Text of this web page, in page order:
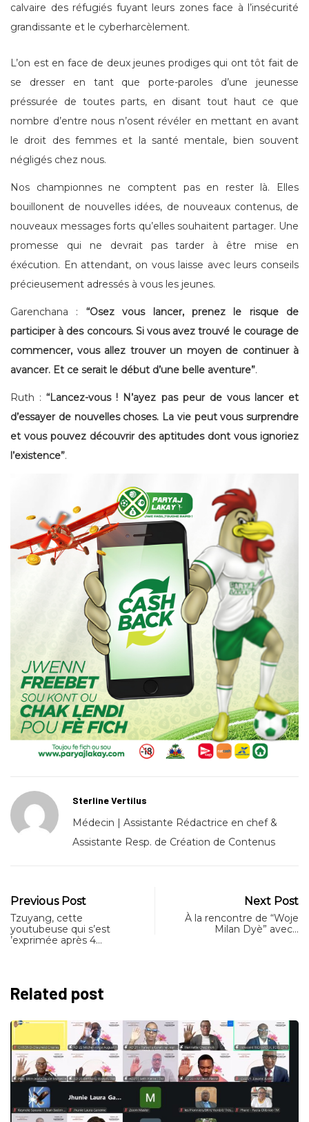
calvaire des réfugiés fuyant leurs zones face à l’insécurité
grandissante et le cyberharcèlement.
L’on est en face de deux jeunes prodiges qui ont tôt fait de
se dresser en tant que porte-paroles d’une jeunesse
préssurée de toutes parts, en disant tout haut ce que
nombre d’entre nous n’osent révéler en mettant en avant
le droit des femmes et la santé mentale, bien souvent
négligés chez nous.
Nos championnes ne comptent pas en rester là. Elles
bouillonent de nouvelles idées, de nouveaux contenus, de
nouveaux messages forts qu’elles souhaitent partager. Une
promesse qui ne devrait pas tarder à être mise en
éxécution. En attendant, on vous laisse avec leurs conseils
précieusement adressés à vous les jeunes.
Garenchana : “Osez vous lancer, prenez le risque de
participer à des concours. Si vous avez trouvé le courage de
commencer, vous allez trouver un moyen de continuer à
avancer. Et ce serait le début d’une belle aventure”.
Ruth :“Lancez-vous ! N’ayez pas peur de vous lancer et
d’essayer de nouvelles choses. La vie peut vous surprendre
et vous pouvez découvrir des aptitudes dont vous ignoriez
l’existence”.
Sterline Vertilus
Médecin | Assistante Rédactrice en chef &
Assistante Resp. de Création de Contenus
Previous Post
Tzuyang, cette
youtubeuse qui s’est
’exprimée après 4…
Next Post
À la rencontre de “Woje
Milan Dyè” avec…
Related post